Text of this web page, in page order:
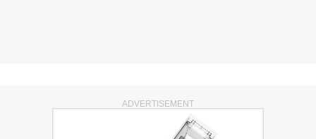
ADVERTISEMENT